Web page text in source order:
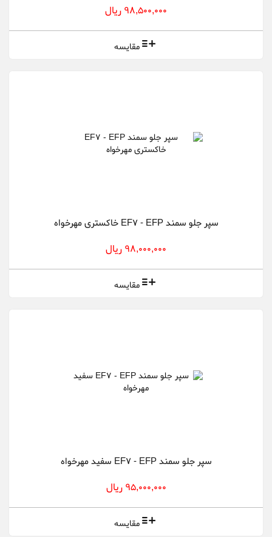
98,500,000 ریال
مقایسه
سپر جلو سمند EF7 - EFP خاکستری مهرخواه
98,000,000 ریال
مقایسه
سپر جلو سمند EF7 - EFP سفید مهرخواه
95,000,000 ریال
مقایسه